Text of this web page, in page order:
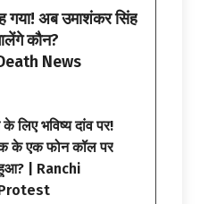
गया! अब उमाशंकर सिंह
कौन?
News
के लिए भविष्य दांव पर!
के एक फोन कॉल पर
हुआ? | Ranchi